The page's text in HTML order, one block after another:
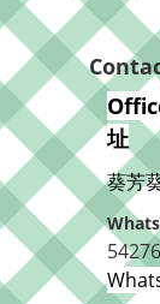
址
葵芳